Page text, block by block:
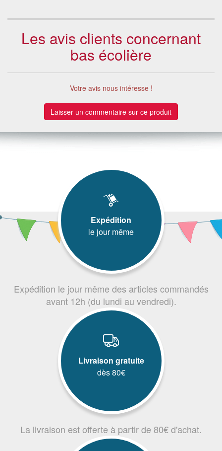
Les avis clients concernant
bas écolière
Votre avis nous intéresse !
Laisser un commentaire sur ce produit
Expédition
le jour même
Expédition le jour même des articles commandés
avant 12h (du lundi au vendredi).
Livraison gratuite
dès 80€
La livraison est offerte à partir de 80€ d'achat.